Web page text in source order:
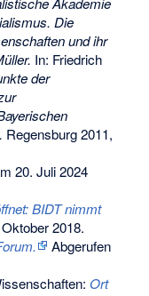
Die
und ihr
In: Friedrich
der
Regensburg 2011,
20. Juli 2024
BIDT nimmt
2018.
Abgerufen
Ort